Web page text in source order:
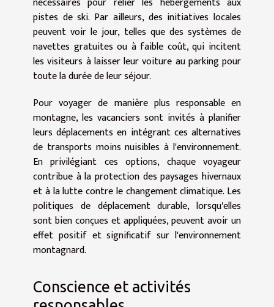
pistes de ski. Par ailleurs, des initiatives locales
peuvent voir le jour, telles que des systèmes de
navettes gratuites ou à faible coût, qui incitent
les visiteurs à laisser leur voiture au parking pour
toute la durée de leur séjour.
Pour voyager de manière plus responsable en
montagne, les vacanciers sont invités à planifier
leurs déplacements en intégrant ces alternatives
de transports moins nuisibles à l'environnement.
En privilégiant ces options, chaque voyageur
contribue à la protection des paysages hivernaux
et à la lutte contre le changement climatique. Les
politiques de déplacement durable, lorsqu'elles
sont bien conçues et appliquées, peuvent avoir un
effet positif et significatif sur l'environnement
montagnard.
Conscience et activités